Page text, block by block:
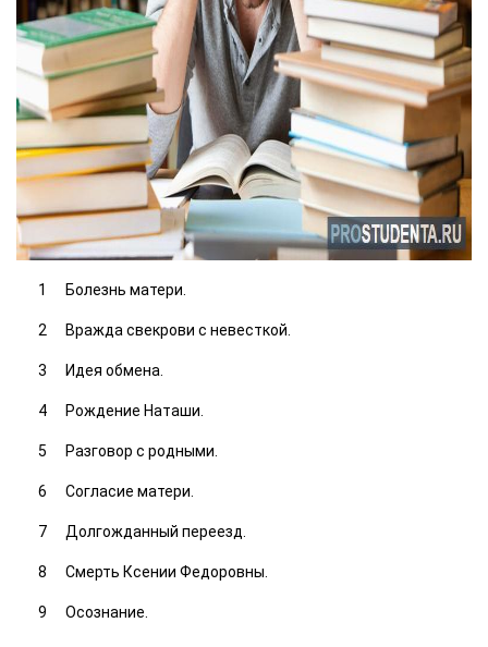
Болезнь матери.
Вражда свекрови с невесткой.
Идея обмена.
Рождение Наташи.
Разговор с родными.
Согласие матери.
Долгожданный переезд.
Смерть Ксении Федоровны.
Осознание.